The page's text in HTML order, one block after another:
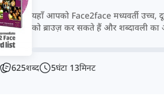
यहाँ आपको Face2face मध्यवर्ती उच्च,
को ब्राउज़ कर सकते हैं और शब्दावली
625शब्द 5घंटा 13मिनट